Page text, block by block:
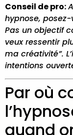
Conseil de pro:
hypnose,
Pas un objectif
veux ressentir
ma créativité”.
intentions
Par où
quand